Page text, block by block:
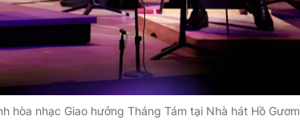
nhạc Giao hưởng Tháng Tám tại Nhà hát Hồ Gươm